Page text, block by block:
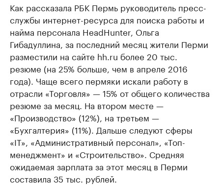
Как рассказала РБК Пермь руководитель пресс-
службы интернет-ресурса для поиска работы и
найма персонала HeadHunter, Ольга
Гибадуллина, за последний месяц жители Перми
разместили на сайте hh.ru более 20 тыс.
резюме (на 25% больше, чем в апреле 2016
года). Чаще всего пермяки искали работу в
отрасли «Торговля» — 15% от общего количества
резюме за месяц. На втором месте —
«Производство» (12%), на третьем —
«Бухгалтерия» (11%). Дальше следуют сферы
«IT», «Административный персонал», «Топ-
менеджмент» и «Строительство». Средняя
ожидаемая зарплата за этот месяц в Перми
составила 35 тыс. рублей.